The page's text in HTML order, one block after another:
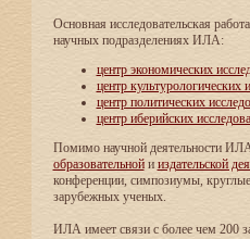
Основная исследовательская
научных подразделениях ИЛА:
центр экономических
центр культурологических
центр политических
центр иберийских
Помимо научной деятельности ИЛА
образовательнойи издательской
конференции, симпозиумы,
зарубежных ученых.
ИЛА имеет связи с более чем 200